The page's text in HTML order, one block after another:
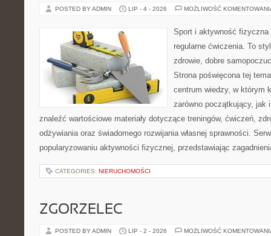
POSTED BY ADMIN LIP - 4 - 2026 MOŻLIWOŚĆ
Sport i aktywność
regularne ćwiczenia. To
zdrowie, dobre
Strona poświęcona tej
centrum wiedzy, w którym
zarówno początkujący, jak
znaleźć wartościowe materiały dotyczące treningów, ćwiczeń,
odżywiania oraz świadomego rozwijania własnej sprawności.
popularyzowaniu aktywności fizycznej, przedstawiając
CATEGORIES: NIERUCHOMOŚCI
ZGORZELEC
POSTED BY ADMIN LIP - 2 - 2026 MOŻLIWOŚĆ